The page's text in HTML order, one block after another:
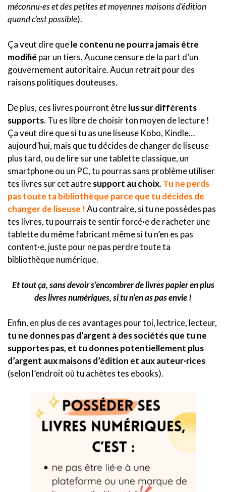
méconnu·es et des petites et moyennes maisons d’édition
quand c’est possible).
Ça veut dire quele contenu ne pourra jamais être
modifié par un tiers. Aucune censure de la part d’un
gouvernement autoritaire. Aucun retrait pour des
raisons politiques douteuses.
De plus, ces livres pourront êtrelus sur différents
supports. Tu es libre de choisir ton moyen de lecture !
Ça veut dire que si tu as une liseuse Kobo, Kindle…
aujourd’hui, mais que tu décides de changer de liseuse
plus tard, ou de lire sur une tablette classique, un
smartphone ou un PC, tu pourras sans problème utiliser
tes livres sur cet autresupport au choix. Tu ne perds
pas toute ta bibliothèque parce que tu décides de
changer de liseuse !Au contraire, si tu ne possèdes pas
tes livres, tu pourrais te sentir forcé·e de racheter une
tablette du même fabricant même si tu n’en es pas
content·e, juste pour ne pas perdre toute ta
bibliothèque numérique.
Et tout ça, sans devoir s’encombrer de livres papier en plus
des livres numériques, si tu n’en as pas envie !
Enfin, en plus de ces avantages pour toi, lectrice, lecteur,
tu ne donnes pas d’argent à des sociétés que tu ne
supportes pas, et tu donnes potentiellement plus
d’argent aux maisons d’édition et aux auteur·rices
(selon l’endroit où tu achètes tes ebooks).